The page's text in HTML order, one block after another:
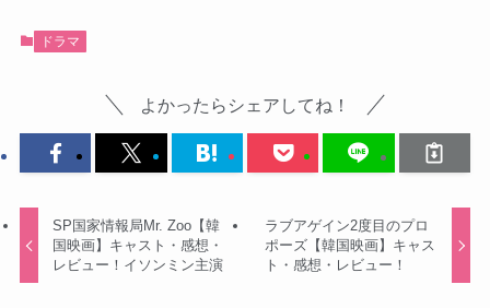
ドラマ
よかったらシェアしてね！
SP国家情報局Mr. Zoo【韓
国映画】キャスト・感想・
レビュー！イソンミン主演
ラブアゲイン2度目のプロ
ポーズ【韓国映画】キャス
ト・感想・レビュー！